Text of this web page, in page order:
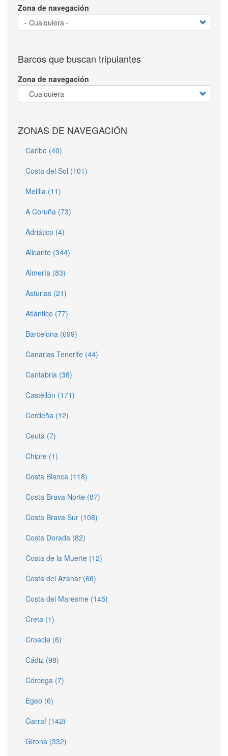
Zona de navegación
Barcos que buscan tripulantes
Zona de navegación
ZONAS DE NAVEGACIÓN
Caribe (40)
Costa del Sol (101)
Melilla (11)
A Coruña (73)
Adriático (4)
Alicante (344)
Almería (83)
Asturias (21)
Atlántico (77)
Barcelona (699)
Canarias Tenerife (44)
Cantabria (38)
Castellón (171)
Cerdeña (12)
Ceuta (7)
Chipre (1)
Costa Blanca (118)
Costa Brava Norte (87)
Costa Brava Sur (108)
Costa Dorada (82)
Costa de la Muerte (12)
Costa del Azahar (66)
Costa del Maresme (145)
Creta (1)
Croacia (6)
Cádiz (98)
Córcega (7)
Egeo (6)
Garraf (142)
Girona (332)